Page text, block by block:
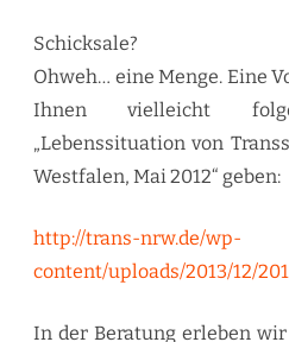
Schicksale?
Ohweh… eine Menge. Eine
Ihnen vielleicht
„Lebenssituation von
Westfalen, Mai 2012“ geben:
http://trans-nrw.de/wp-
content/uploads/2013/12/
In der Beratung erleben